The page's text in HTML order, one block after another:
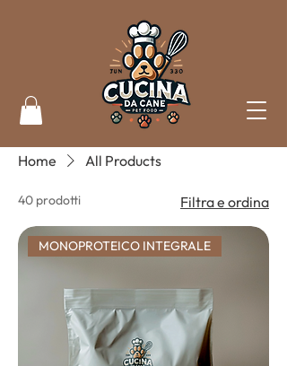
Home All Products
40 prodotti Filtra e ordina
MONOPROTEICO INTEGRALE